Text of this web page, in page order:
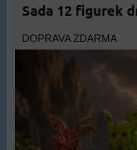
Sada 12 figurek
DOPRAVA ZDARMA